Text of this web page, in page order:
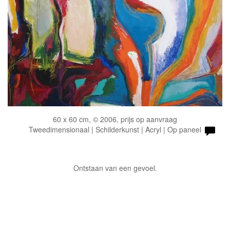
60 x 60 cm, © 2006, prijs op aanvraag
Tweedimensionaal | Schilderkunst | Acryl | Op paneel
Ontstaan van een gevoel.